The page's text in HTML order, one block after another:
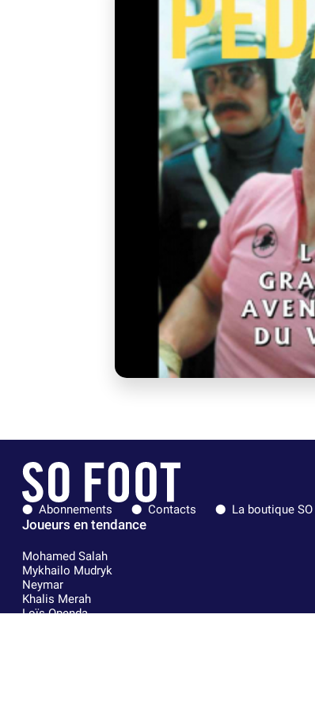
Abonnements Contacts La boutique SO
Joueurs en tendance
Mohamed Salah
Mykhailo Mudryk
Neymar
Khalis Merah
Loïs Openda